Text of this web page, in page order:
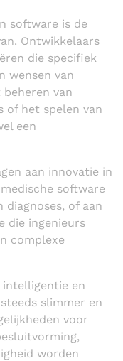
software is de
Ontwikkelaars
die specifiek
wensen van
van
of het spelen van
een
aan innovatie in
software
of aan
die ingenieurs
complexe
en
slimmer en
voor
worden